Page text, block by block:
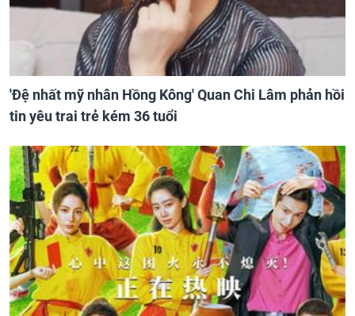
'Đệ nhất mỹ nhân Hồng Kông' Quan Chi Lâm phản hồi
tin yêu trai trẻ kém 36 tuổi